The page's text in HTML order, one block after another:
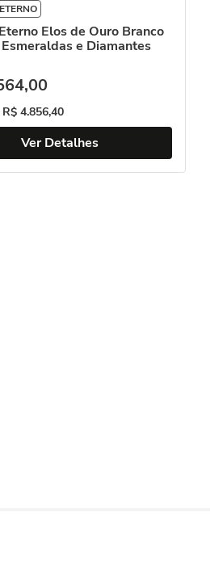
Elos de Ouro Branco
e Diamantes
,00
R$ 4.856,40
Ver Detalhes